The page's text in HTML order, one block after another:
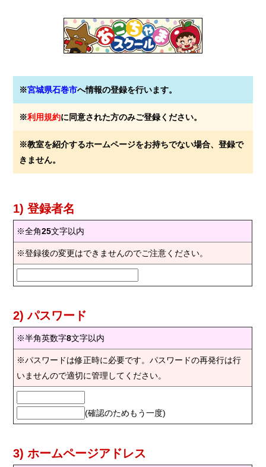
※宮城県石巻市へ情報の登録を行います。
※利用規約に同意された方のみご登録ください。
※教室を紹介するホームページをお持ちでない場合、登録で
きません。
1) 登録者名
※全角25文字以内
※登録後の変更はできませんのでご注意ください。
2) パスワード
※半角英数字8文字以内
※パスワードは修正時に必要です。パスワードの再発行は行
いませんので適切に管理してください。
(確認のためもう一度)
3) ホームページアドレス